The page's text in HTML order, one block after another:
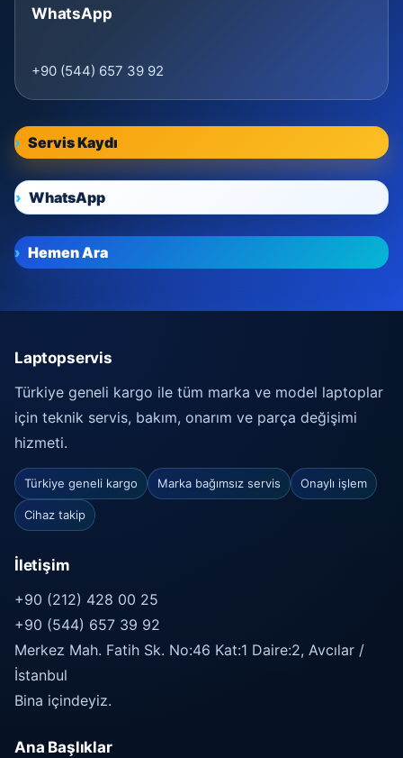
WhatsApp
+90 (544) 657 39 92
Servis Kaydı
WhatsApp
Hemen Ara
Laptopservis
Türkiye geneli kargo ile tüm marka ve model laptoplar
için teknik servis, bakım, onarım ve parça değişimi
hizmeti.
Türkiye geneli kargo Marka bağımsız servis Onaylı işlem
Cihaz takip
İletişim
+90 (212) 428 00 25
+90 (544) 657 39 92
Merkez Mah. Fatih Sk. No:46 Kat:1 Daire:2, Avcılar /
İstanbul
Bina içindeyiz.
Ana Başlıklar